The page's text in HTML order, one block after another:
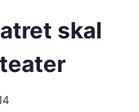
skal